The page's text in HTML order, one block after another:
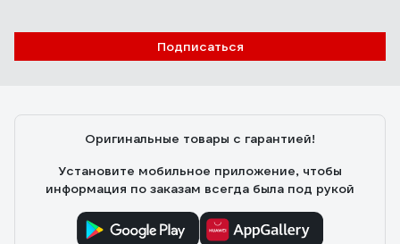
древесины NEOMID 430 Eco 5 кг Н-430-5/
Подписаться
Оригинальные товары с гарантией!
Установите мобильное приложение, чтобы
информация по заказам всегда была под рукой